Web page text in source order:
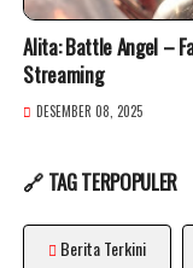
Alita: Battle Angel –
Streaming
DESEMBER 08, 2025
🔗 TAG TERPOPULER
Berita Terkini